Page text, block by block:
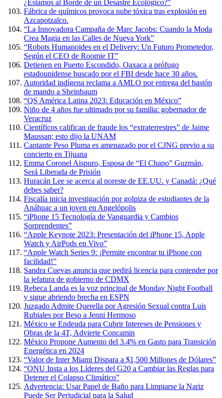
¿Estamos al Borde de un Desastre Ecológico?”
Fábrica de químicos provoca nube tóxica tras explosión en
Azcapotzalco.
“La Innovadora Campaña de Marc Jacobs: Cuando la Moda
Crea Magia en las Calles de Nueva York”
“Robots Humanoides en el Delivery: Un Futuro Prometedor,
Según el CEO de Roomie IT”
Detienen en Puerto Escondido, Oaxaca a prófugo
estadounidense buscado por el FBI desde hace 30 años.
Autoridad indígena reclama a AMLO por entrega del bastón
de mando a Sheinbaum
“QS América Latina 2023: Educación en México”
Niño de 4 años fue ultimado por su familia: gobernador de
Veracruz
Científicos califican de fraude los “extraterrestres” de Jaime
Maussan; esto dijo la UNAM
Cantante Peso Pluma es amenazado por el CJNG previo a su
concierto en Tijuana
Emma Coronel Aispuro, Esposa de “El Chapo” Guzmán,
Será Liberada de Prisión
Huracán Lee se acerca al noreste de EE.UU. y Canadá: ¿Qué
debes saber?
Fiscalía inicia investigación por golpiza de estudiantes de la
Anáhuac a un joven en Angelópolis
“iPhone 15 Tecnología de Vanguardia y Cambios
Sorprendentes”
“Apple Keynote 2023: Presentación del iPhone 15, Apple
Watch y AirPods en Vivo”
“Apple Watch Series 9: ¡Permite encontrar tu iPhone con
facilidad!”
Sandra Cuevas anuncia que pedirá licencia para contender por
la jefatura de gobierno de CDMX
Rebeca Landa es la voz principal de Monday Night Football
y sigue abriendo brecha en ESPN
Juzgado Admite Querella por Agresión Sexual contra Luis
Rubiales por Beso a Jenni Hermoso
México se Endeuda para Cubrir Intereses de Pensiones y
Obras de la 4T, Advierte Concamin
México Propone Aumento del 3.4% en Gasto para Transición
Energética en 2024
“Valor de Inter Miami Dispara a $1,500 Millones de Dólares”
“ONU Insta a los Líderes del G20 a Cambiar las Reglas para
Detener el Colapso Climático”
Advertencia: Usar Papel de Baño para Limpiarse la Nariz
Puede Ser Perjudicial para la Salud